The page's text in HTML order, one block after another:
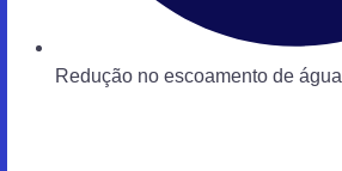
Redução no escoamento de água